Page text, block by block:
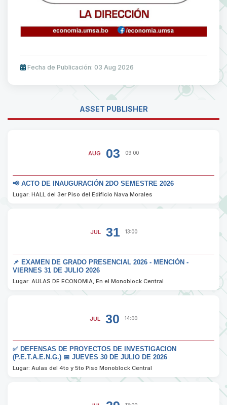
Fecha de Publicación: 03 Aug 2026
ASSET PUBLISHER
AUG 03 09:00
📢 ACTO DE INAUGURACIÓN 2DO SEMESTRE 2026
Lugar: HALL del 3er Piso del Edificio Nava Morales
JUL 31 13:00
📌 EXAMEN DE GRADO PRESENCIAL 2026 - MENCIÓN -
VIERNES 31 DE JULIO 2026
Lugar: AULAS DE ECONOMIA, En el Monoblock Central
JUL 30 14:00
✅ DEFENSAS DE PROYECTOS DE INVESTIGACION
(P.E.T.A.E.N.G.) 📅 JUEVES 30 DE JULIO DE 2026
Lugar: Aulas del 4to y 5to Piso Monoblock Central